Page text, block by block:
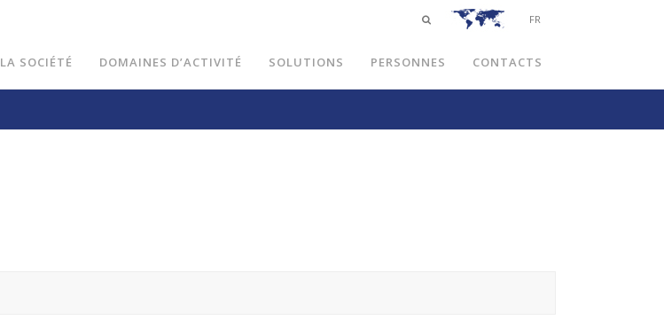
FR
LA SOCIÉTÉ DOMAINES D’ACTIVITÉ SOLUTIONS PERSONNES CONTACTS